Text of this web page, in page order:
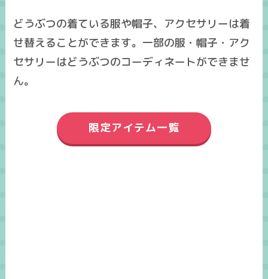
どうぶつの着ている服や帽子、アクセサリーは着
せ替えることができます。一部の服・帽子・アク
セサリーはどうぶつのコーディネートができませ
ん。
限定アイテム一覧